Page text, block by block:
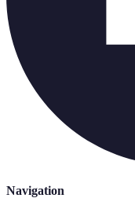
Navigation